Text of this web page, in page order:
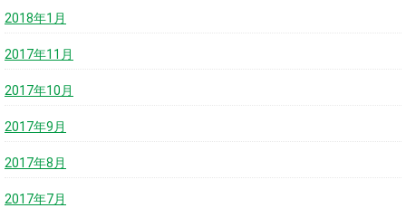
2018年1月
2017年11月
2017年10月
2017年9月
2017年8月
2017年7月